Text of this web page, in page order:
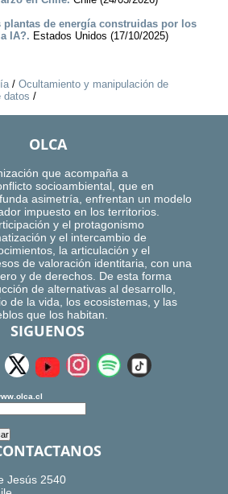
plantas de energía construidas por los
IA?. Estados Unidos (17/10/2025)
/ Ocultamiento y manipulación de
datos /
OLCA
que acompaña a
socioambiental, que en
asimetría, enfrentan un modelo
impuesto en los territorios.
y el protagonismo
y el intercambio de
la articulación y el
de valoración identitaria, con una
y de derechos. De esta forma
de alternativas al desarrollo,
de la vida, los ecosistemas, y las
que los habitan.
SIGUENOS
Jesús 2540